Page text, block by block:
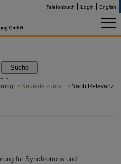
Telefonbuch Login English
Suche
-
Neueste zuerst Nach Relevanz
für Synchrotrons und